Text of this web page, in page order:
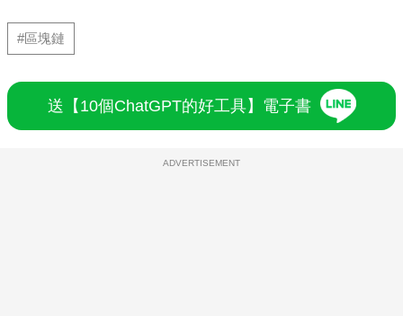
#區塊鏈
送【10個ChatGPT的好工具】電子書
ADVERTISEMENT